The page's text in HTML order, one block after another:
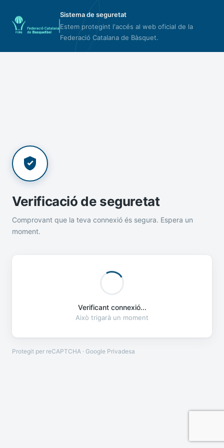
Sistema de seguretat
Estem protegint l'accés al web oficial de la
Federació Catalana de Bàsquet.
Verificació de seguretat
Comprovant que la teva connexió és segura. Espera un
moment.
Verificant connexió...
Això trigarà un moment
Protegit per reCAPTCHA · Google Privadesa